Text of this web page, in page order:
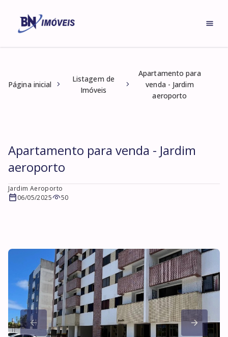
Página inicial
Listagem de
Imóveis
Apartamento para
venda - Jardim
aeroporto
Apartamento para venda - Jardim
aeroporto
Jardim Aeroporto
06/05/2025
50